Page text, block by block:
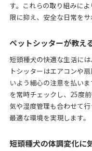
す。これらの取り組みに
限に抑え、安全な日常をサ
ペットシッターが教え
短頭種犬の快適な生活に
トシッターはエアコンや
いよう細心の注意を払い
を常時チェックし、25度
気や湿度管理も合わせて
最適な環境を実現します。
短頭種犬の体調変化に